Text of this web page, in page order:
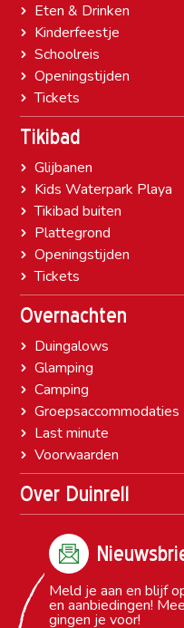
Eten & Drinken
Kinderfeestje
Schoolreis
Openingstijden
Tickets
Tikibad
Glijbanen
Kids Waterpark Playa
Tikibad buiten
Plattegrond
Openingstijden
Tickets
Overnachten
Duingalows
Glamping
Camping
Groepsaccommodaties
Last minute
Voorwaarden
Over Duinrell
Meld je aan en blijf
en aanbiedingen!
gingen je voor!